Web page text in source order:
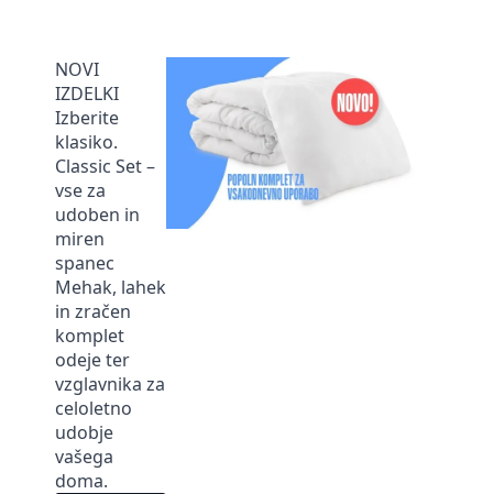
NOVI
IZDELKI
Izberite
klasiko.
Classic Set –
vse za
udoben in
miren
spanec
Mehak, lahek
in zračen
komplet
odeje ter
vzglavnika za
celoletno
udobje
vašega
doma.